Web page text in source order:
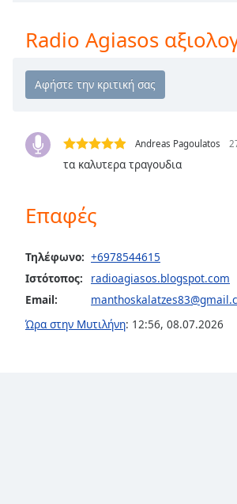
subtitles
dialog
subtitles
Audio
in-
Picture
window.
Radio Agiasos
Andreas Pagoulatos
τα καλυτερα τραγουδια
Επαφές
Τηλέφωνο: +6978544615
Ιστότοπος:
radioagiasos.blogspot.com
Email:
Ώρα στην Μυτιλήνη: 12:56, 08.07.2026